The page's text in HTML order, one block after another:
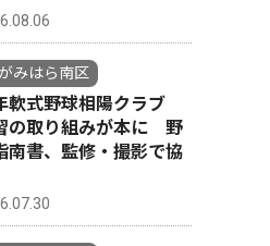
みはら南区
軟式野球相陽クラブ
の取り組みが本に 野
南書、監修・撮影で協